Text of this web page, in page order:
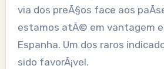
via dos preÃ§os face aos
estamos atÃ© em vantagem
Espanha. Um dos raros
sido favorÃ¡vel.